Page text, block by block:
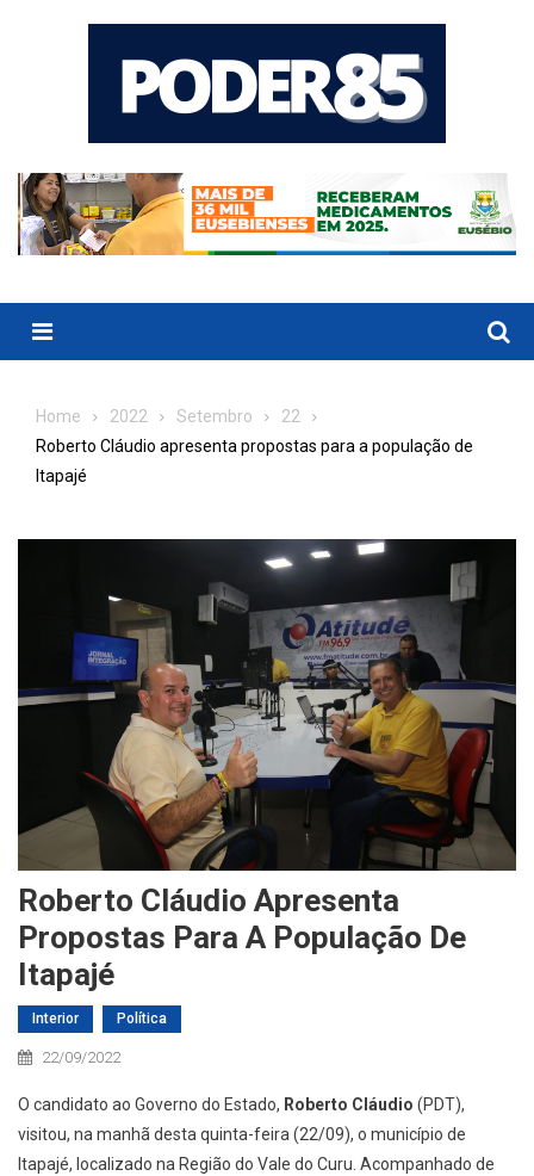
Menu
Home 2022 Setembro
22
Roberto Cláudio apresenta propostas para a população de
Itapajé
Roberto Cláudio Apresenta
Propostas Para A População De
Itapajé
Interior Política
22/09/2022
O candidato ao Governo do Estado, Roberto Cláudio (PDT),
visitou, na manhã desta quinta-feira (22/09), o município de
Itapajé, localizado na Região do Vale do Curu. Acompanhado de